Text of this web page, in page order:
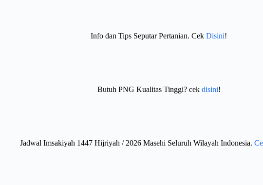
Info dan Tips Seputar Pertanian. Cek Disini!
Butuh PNG Kualitas Tinggi? cek disini!
Jadwal Imsakiyah 1447 Hijriyah / 2026 Masehi Seluruh Wilayah Indonesia.